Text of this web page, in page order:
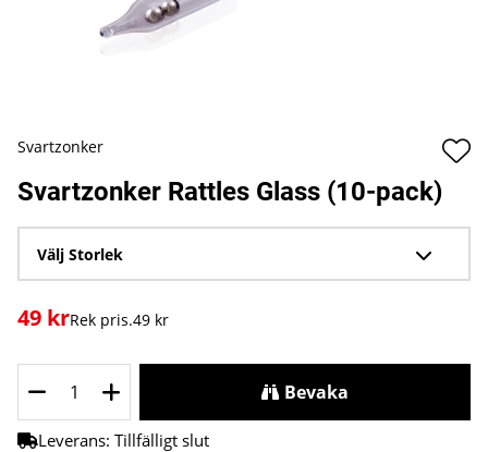
Svartzonker
Svartzonker Rattles Glass (10-pack)
49 krRek pris.49 kr
Välj Storlek
Bevaka
Leverans: Tillfälligt slut